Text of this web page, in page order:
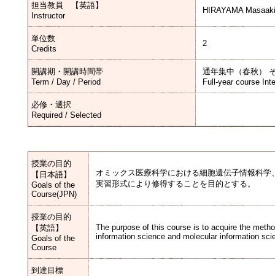
担当教員 【英語】
Instructor
HIRAYAMA
単位数
Credits
2
開講期・開講時間帯
Term / Day / Period
通年集中（春秋）
Full-year course
必修・選択
Required / Selected
授業の目的
【日本語】
Goals of the
Course(JPN)
オミックス医療科学における細胞遺伝子情報科
実習形式により修得することを目的とする。
授業の目的
【英語】
Goals of the
Course
The purpose of this course is to acquire the
information science and molecular information
到達目標